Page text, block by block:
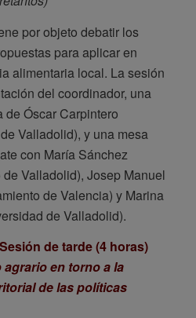
por objeto debatir los
para aplicar en
alimentaria local. La sesión
del coordinador, una
de Óscar Carpintero
Valladolid), y una mesa
con María Sánchez
Valladolid), Josep Manuel
de Valencia) y Marina
de Valladolid).
de tarde (4 horas)
en torno a la
de las políticas